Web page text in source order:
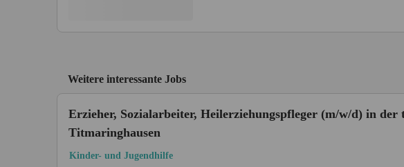
Weitere interessante Jobs
Erzieher, Sozialarbeiter, Heilerziehungspfleger (m/w/d) in
Titmaringhausen
Kinder- und Jugendhilfe